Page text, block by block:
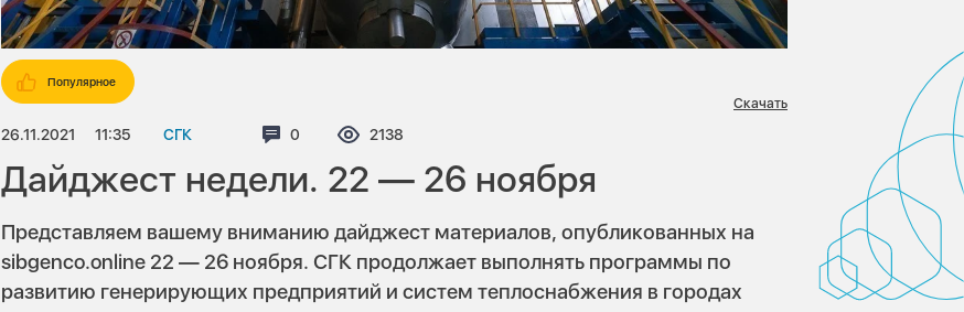
Популярное
26.11.2021 11:35 СГК Комментариев:
0 Просмотров:
2138
Скачать
Дайджест недели. 22 — 26 ноября
Представляем вашему вниманию дайджест материалов, опубликованных на
sibgenco.online 22 — 26 ноября. СГК продолжает выполнять программы по
развитию генерирующих предприятий и систем теплоснабжения в городах